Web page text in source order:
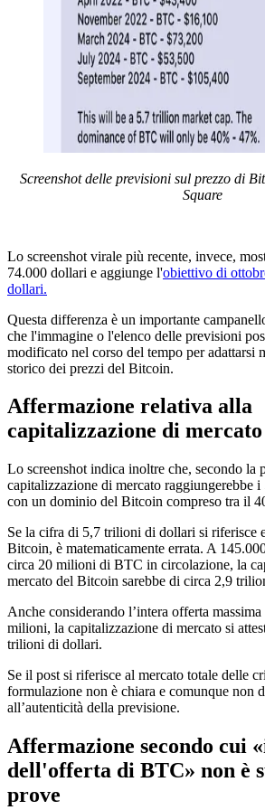
Screenshot delle previsioni sul prezzo di
Square
Lo screenshot virale più recente, invece,
74.000 dollari e aggiunge l'obiettivo di
dollari.
Questa differenza è un importante
che l'immagine o l'elenco delle previsioni
modificato nel corso del tempo per adattarsi
storico dei prezzi del Bitcoin.
Affermazione relativa alla
capitalizzazione di
Lo screenshot indica inoltre che, secondo la
capitalizzazione di mercato raggiungerebbe
con un dominio del Bitcoin compreso tra il
Se la cifra di 5,7 trilioni di dollari si riferisce
Bitcoin, è matematicamente errata. A
circa 20 milioni di BTC in circolazione, la
mercato del Bitcoin sarebbe di circa 2,9
Anche considerando l’intera offerta
milioni, la capitalizzazione di mercato si
trilioni di dollari.
Se il post si riferisce al mercato totale delle
formulazione non è chiara e comunque non
all’autenticità della previsione.
Affermazione secondo cui
dell'offerta di BTC» non è
prove